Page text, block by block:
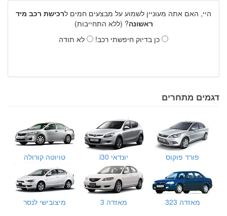
היי, האם אתה מעוניין לשמוע על מבצעים חמים לרכישת רכב מיד
ראשונה? (ללא התחייבות)
כן בדיוק חיפשתי רכב!
לא תודה
דגמים מתחרים
פורד פוקוס יונדאי i30 טויוטה קורולה
מאזדה 323 מאזדה 3 מיצובישי לנסר